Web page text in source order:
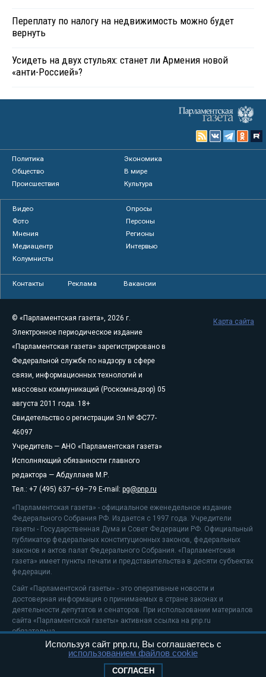
Переплату по налогу на недвижимость можно будет
вернуть
Усидеть на двух стульях: станет ли Армения новой
«анти-Россией»?
Политика
Экономика
Общество
В мире
Происшествия
Культура
Видео
Опросы
Фото
Персоны
Мнения
Регионы
Медиацентр
Интервью
Колумнисты
Контакты Реклама Вакансии
© «Парламентская газета», 2026 г.
Электронное периодическое издание
«Парламентская газета» зарегистрировано в
Федеральной службе по надзору в сфере
связи, информационных технологий и
массовых коммуникаций (Роскомнадзор) 05
августа 2011 года. 18+
Свидетельство о регистрации Эл № ФС77-
46097
Учредитель — АНО «Парламентская газета»
Исполняющий обязанности главного
редактора — Абдуллаев М.Р.
Тел.: +7 (495) 637–69–79 E-mail: pg@pnp.ru
«Парламентская газета» - официальное еженедельное издание
Федерального Собрания РФ. Издается с 1997 года. Учредители
газеты - Государственная Дума и Совет Федерации РФ. Официальный
публикатор федеральных конституционных законов, федеральных
законов и актов палат Федерального Собрания. «Парламентская
газета» имеет пункты печати и представительства в десяти субъектах
федерации.
Сайт «Парламентской газеты» - это оперативные новости и
достоверная информация о принимаемых в стране законах и
деятельности депутатов и сенаторов. При использовании материалов
сайта «Парламентской газеты» активная ссылка на pnp.ru
обязательна.
На информационном ресурсе применяютсярекомендательные
Положение о защите персональных данных
Карта сайта
Используя сайт pnp.ru, Вы соглашаетесь с
использованием файлов cookie
СОГЛАСЕН